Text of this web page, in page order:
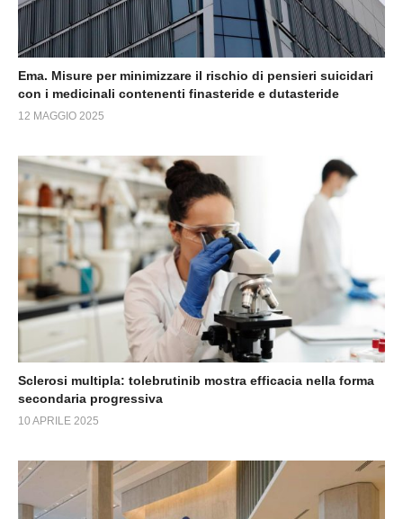
Ema. Misure per minimizzare il rischio di pensieri suicidari
con i medicinali contenenti finasteride e dutasteride
12 MAGGIO 2025
Sclerosi multipla: tolebrutinib mostra efficacia nella forma
secondaria progressiva
10 APRILE 2025